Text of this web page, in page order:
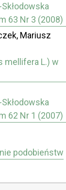
63 Nr 3 (2008)
Mariusz
mellifera L.) w
62 Nr 1 (2007)
podobieństw